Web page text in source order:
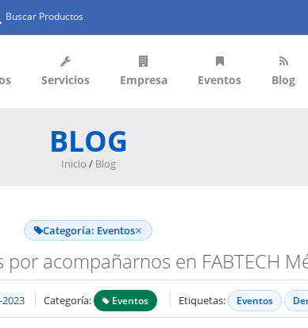
Buscar Productos
Servicios Empresa Eventos Blog
BLOG
Inicio / Blog
Categoría: Eventos×
por acompañarnos en FABTECH
Categoría: Eventos Etiquetas: Eventos